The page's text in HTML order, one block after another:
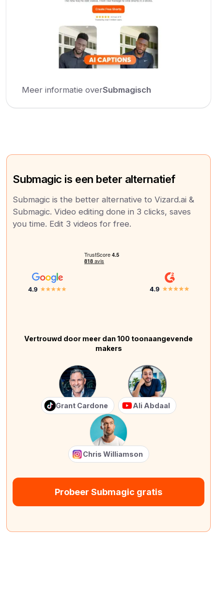
Meer informatie overSubmagisch
Submagic is een beter alternatief
Submagic is the better alternative to Vizard.ai &
Submagic. Video editing done in 3 clicks, saves
you time. Edit 3 videos for free.
Vertrouwd door meer dan 100 toonaangevende
makers
Grant Cardone Ali Abdaal
Chris Williamson
Probeer Submagic gratis